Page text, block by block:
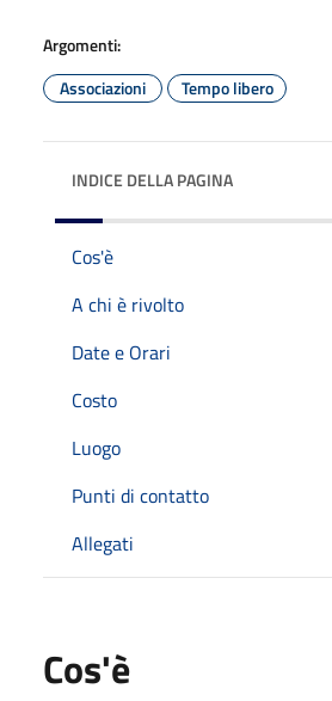
Argomenti:
Associazioni
Tempo libero
INDICE DELLA PAGINA
Cos'è
A chi è rivolto
Date e Orari
Costo
Luogo
Punti di contatto
Allegati
Cos'è